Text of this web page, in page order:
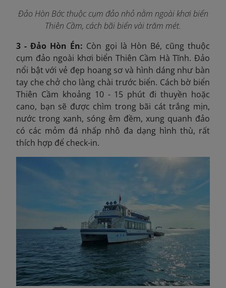
Đảo Hòn Bớc thuộc cụm đảo nhỏ nằm ngoài khơi biển
Thiên Cầm, cách bãi biển vài trăm mét.
3 - Đảo Hòn Én: Còn gọi là Hòn Bé, cũng thuộc
cụm đảo ngoài khơi biển Thiên Cầm Hà Tĩnh. Đảo
nổi bật với vẻ đẹp hoang sơ và hình dáng như bàn
tay che chở cho làng chài trước biển. Cách bờ biển
Thiên Cầm khoảng 10 - 15 phút đi thuyền hoặc
cano, bạn sẽ được chìm trong bãi cát trắng mịn,
nước trong xanh, sóng êm đềm, xung quanh đảo
có các mỏm đá nhấp nhô đa dạng hình thù, rất
thích hợp để check-in.